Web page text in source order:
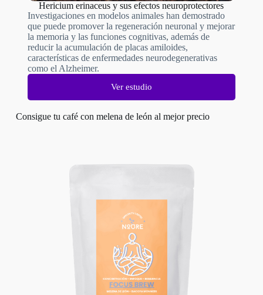
Hericium erinaceus y sus efectos neuroprotectores
Investigaciones en modelos animales han demostrado
que puede promover la regeneración neuronal y mejorar
la memoria y las funciones cognitivas, además de
reducir la acumulación de placas amiloides,
características de enfermedades neurodegenerativas
como el Alzheimer.
Ver estudio
Consigue tu café con melena de león al mejor precio